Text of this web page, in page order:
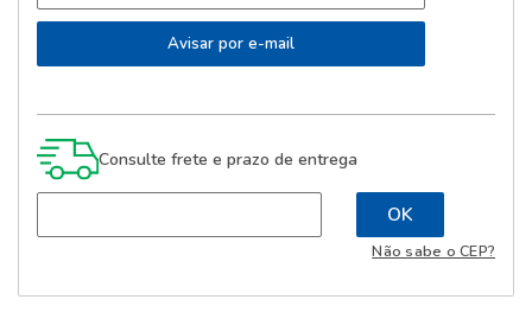
Consulte frete e prazo de entrega
Não sabe o CEP?